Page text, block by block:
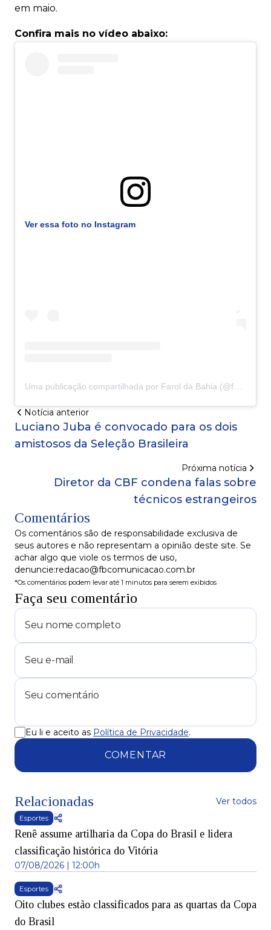
em maio.
Confira mais no vídeo abaixo:
Ver essa foto no Instagram
Notícia anterior
Luciano Juba é convocado para os dois
amistosos da Seleção Brasileira
Próxima notícia
Diretor da CBF condena falas sobre
técnicos estrangeiros
Comentários
Os comentários são de responsabilidade exclusiva de
seus autores e não representam a opinião deste site. Se
achar algo que viole os termos de uso,
denuncie:redacao@fbcomunicacao.com.br
*Os comentários podem levar até 1 minutos para serem exibidos
Faça seu comentário
Eu li e aceito as Política de Privacidade.
COMENTAR
Relacionadas Ver todos
Esportes
Renê assume artilharia da Copa do Brasil e lidera
classificação histórica do Vitória
07/08/2026 | 12:00h
Esportes
Oito clubes estão classificados para as quartas da Copa
do Brasil